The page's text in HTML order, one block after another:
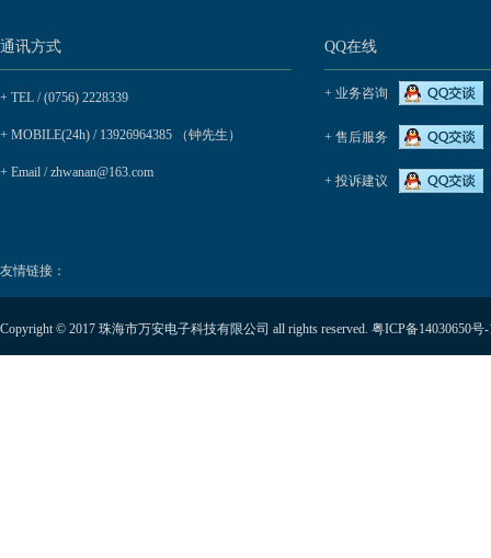
通讯方式
+ TEL / (0756) 2228339
+ MOBILE(24h) / 13926964385 （钟先生）
+ Email / zhwanan@163.com
QQ在线
+ 业务咨询
+ 售后服务
+ 投诉建议
友情链接：
Copyright © 2017 珠海市万安电子科技有限公司 all rights reserved. 粤ICP备14030650号-